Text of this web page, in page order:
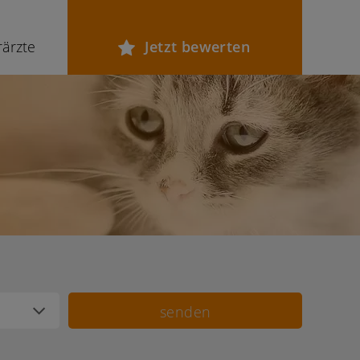
Jetzt bewerten